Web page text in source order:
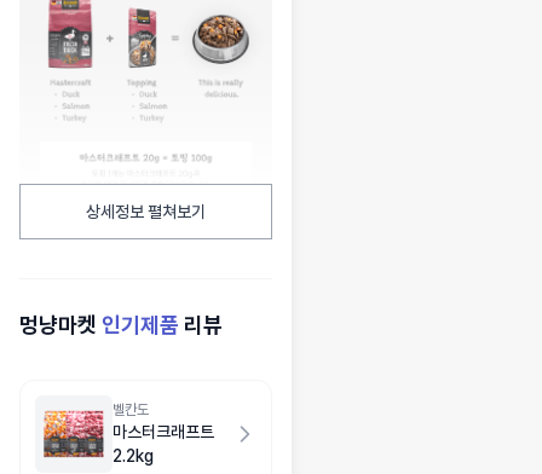
상세정보 펼쳐보기
멍냥마켓 인기제품 리뷰
벨칸도
마스터크래프트
2.2kg